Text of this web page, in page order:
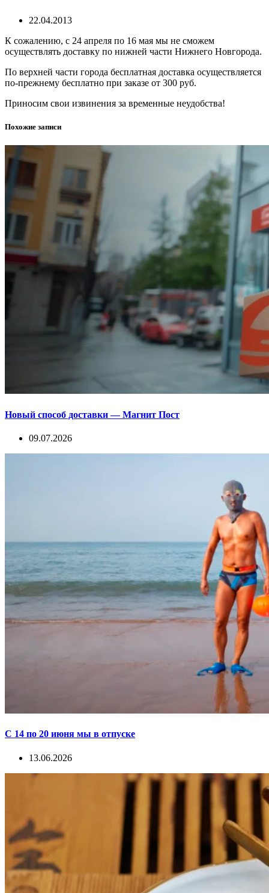
22.04.2013
К сожалению, с 24 апреля по 16 мая мы не сможем
осуществлять доставку по нижней части Нижнего Новгорода.
По верхней части города бесплатная доставка осуществляется
по-прежнему бесплатно при заказе от 300 руб.
Приносим свои извинения за временные неудобства!
Похожие записи
Новый способ доставки — Магнит Пост
09.07.2026
С 14 по 20 июня мы в отпуске
13.06.2026